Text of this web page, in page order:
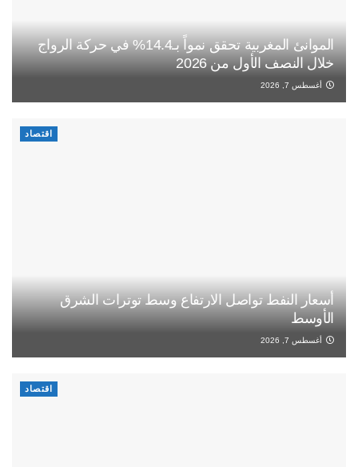
الموانئ المغربية تحقق نمواً بـ14.4% في حركة الرواج
خلال النصف الأول من 2026
أغسطس 7, 2026
اقتصاد
أسعار النفط تواصل الارتفاع وسط توترات الشرق
الأوسط
أغسطس 7, 2026
اقتصاد